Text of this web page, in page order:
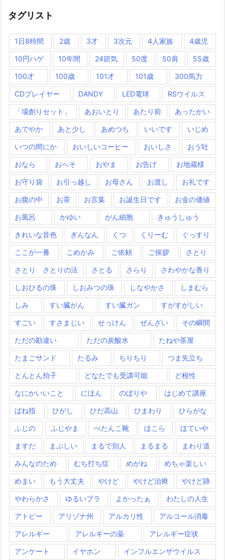
タグリスト
1日8時間 2歳 3才 3次元 4人家族 4歳児
10円ハゲ 10年間 24節気 50度 50肩 55歳
100才 100歳 101才 101歳 300馬力
CDプレイヤー DANDY LED電球 RSウイルス
「場創りセット」 あおいとり あたり前 あったかい
あでやか あと少し あめつち いいです いじめ
いつの間にか おいしいコーヒー おいしさ おう吐
おなら おへそ おやま お告げ お地蔵様
お守り袋 お引っ越し お母さん お渡し お礼です
お腹の中 お茶 お言葉 お誕生日です お金の価値
お風呂 かゆい がん細胞 きゅうしゅう
きれいな音色 ぎんなん くつ くりーむ ぐっすり
ここが一番 こめかみ ご依頼 ご挨拶 さとり
さとり さとりの法 さとる さらり さわやかな香り
しおひるの珠 しおみつの珠 しなやかさ しまむら
しみ すい臓がん すい臓ガン すがすがしい
すごい すさまじい せっけん ぜんざい その瞬間
ただの勘違い ただの炭酸水 たねや茶屋
たまごサンド たるみ ちりちり つま先立ち
とんとん拍子 どなたでも受講可能 ど根性
なにかいいこと にほん のぼりや はじめて講座
ばね指 ひがし ひだ高山 ひまわり ひらがな
ふじの ふじやま ぺたんこ靴 ほこら ほていや
ますだ まぶしい まるで別人 まるまる まわり道
みんなのため むち打ち症 めがね めちゃ楽しい
めまい もう大丈夫 やけど やけど治療 やけど跡
やわらかさ ゆるいブラ よかったぁ わたしの人生
アトピー アリゾナ州 アルカリ性 アルコール消毒
アレルギー アレルギーの薬 アレルギー症状
アンケート イヤホン インフルエンザウイルス